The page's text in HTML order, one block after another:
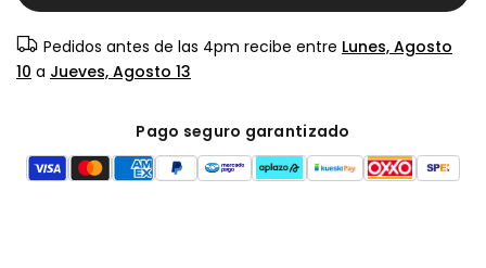
Pedidos antes de las 4pm recibe entre Lunes, Agosto
10 a Jueves, Agosto 13
Pago seguro garantizado